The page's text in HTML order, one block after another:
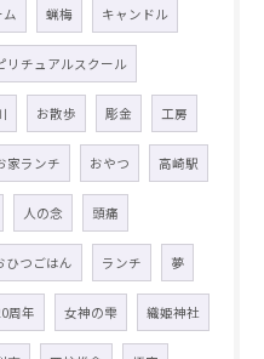
ム 蝋梅 キャンドル
リチュアルスクール
お散歩 彫金 工房
家ランチ おやつ 高崎駅
人の念 頭痛
ひつごはん ランチ 夢
周年 女神の雫 織姫神社